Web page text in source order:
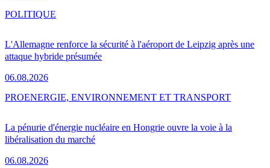
L'Allemagne renforce la sécurité à l'aéroport de Leipzig après une
attaque hybride présumée
06.08.2026
POLITIQUE
La pénurie d'énergie nucléaire en Hongrie ouvre la voie à la
libéralisation du marché
06.08.2026
PROENERGIE, ENVIRONNEMENT ET TRANSPORT